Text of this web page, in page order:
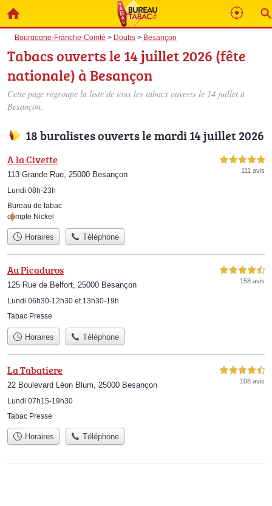
Bourgogne-Franche-Comté > Doubs > Besançon
Tabacs ouverts le 14 juillet 2026 (fête
nationale) à Besançon
Cette page regroupe la liste de tous les tabacs ouverts le 14 juillet à
Besançon.
18 buralistes ouverts le mardi 14 juillet 2026
A la Civette
113 Grande Rue, 25000 Besançon
Lundi 08h-23h
5,0 étoiles sur 5
111 avis
Bureau de tabac
compte Nickel
Horaires Téléphone
Au Picaduros
125 Rue de Belfort, 25000 Besançon
Lundi 06h30-12h30 et 13h30-19h
4,5 étoiles sur 5
158 avis
Tabac Presse
Horaires Téléphone
La Tabatiere
22 Boulevard Léon Blum, 25000 Besançon
Lundi 07h15-19h30
4,5 étoiles sur 5
108 avis
Tabac Presse
Horaires Téléphone